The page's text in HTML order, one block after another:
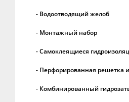
- Водоотводящий желоб
- Монтажный набор
- Самоклеящиеся
- Перфорированная решетка
- Комбинированный